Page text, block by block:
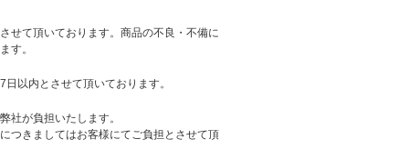
せて頂いております。商品の不良・不備に
す。
以内とさせて頂いております。
社が負担いたします。
つきましてはお客様にてご負担とさせて頂